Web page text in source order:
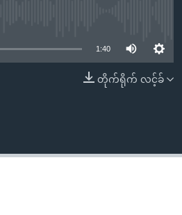
1:40
တိုက်ရိုက် လင့်ခ်